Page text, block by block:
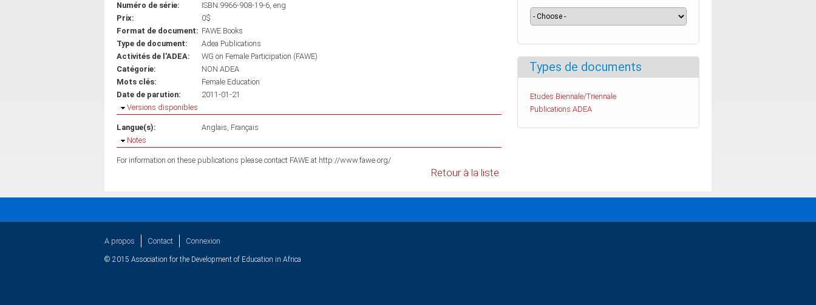
Numéro de série:
ISBN:9966-908-19-6, eng
Prix:
0$
Format de document: FAWE Books
Type de document:
Adea Publications
Activités de l'ADEA:
WG on Female Participation (FAWE)
Catégorie:
NON ADEA
Mots clés:
Female Education
Date de parution:
2011-01-21
Masquer
Versions disponibles
Langue(s): Anglais Français
Masquer
Notes
For information on these publications please contact FAWE at http://www.fawe.org/
Retour à la liste
Types de documents
Etudes Biennale/Triennale
Publications ADEA
A propos Contact Connexion
© 2015 Association for the Development of Education in Africa